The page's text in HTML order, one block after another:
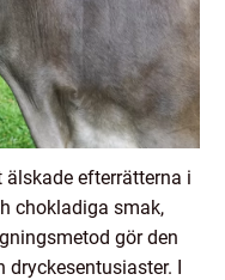
älskade efterrätterna i
chokladiga smak,
gör den
I